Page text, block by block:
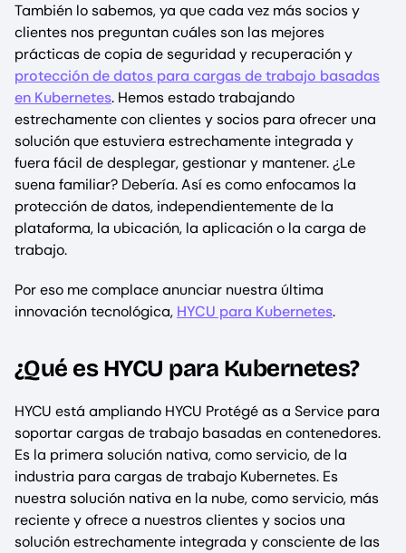
También lo sabemos, ya que cada vez más socios y
clientes nos preguntan cuáles son las mejores
prácticas de copia de seguridad y recuperación y
protección de datos para cargas de trabajo basadas
en Kubernetes. Hemos estado trabajando
estrechamente con clientes y socios para ofrecer una
solución que estuviera estrechamente integrada y
fuera fácil de desplegar, gestionar y mantener. ¿Le
suena familiar? Debería. Así es como enfocamos la
protección de datos, independientemente de la
plataforma, la ubicación, la aplicación o la carga de
trabajo.
Por eso me complace anunciar nuestra última
innovación tecnológica, HYCU para Kubernetes.
¿Qué es HYCU para Kubernetes?
HYCU está ampliando HYCU Protégé as a Service para
soportar cargas de trabajo basadas en contenedores.
Es la primera solución nativa, como servicio, de la
industria para cargas de trabajo Kubernetes. Es
nuestra solución nativa en la nube, como servicio, más
reciente y ofrece a nuestros clientes y socios una
solución estrechamente integrada y consciente de las